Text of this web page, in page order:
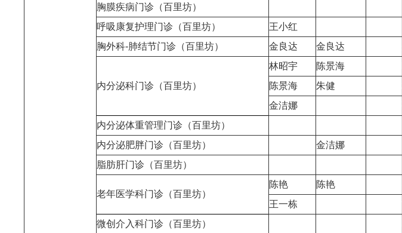
胸膜疾病门诊（百里坊）
呼吸康复护理门诊（百里坊）
王小红
胸外科-肺结节门诊（百里坊）
金良达 金良达
内分泌科门诊（百里坊）
林昭宇 陈景海
陈景海
朱健
金洁娜
内分泌体重管理门诊（百里坊）
内分泌肥胖门诊（百里坊）
金洁娜
脂肪肝门诊（百里坊）
老年医学科门诊（百里坊）
陈艳 陈艳
王一栋
微创介入科门诊（百里坊）